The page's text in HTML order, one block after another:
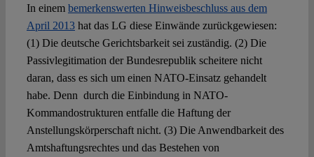
In einem bemerkenswerten Hinweisbeschluss aus dem
April 2013hat das LG diese Einwände zurückgewiesen:
(1) Die deutsche Gerichtsbarkeit sei zuständig. (2) Die
Passivlegitimation der Bundesrepublik scheitere nicht
daran, dass es sich um einen NATO-Einsatz gehandelt
habe. Denn durch die Einbindung in NATO-
Kommandostrukturen entfalle die Haftung der
Anstellungskörperschaft nicht. (3) Die Anwendbarkeit des
Amtshaftungsrechtes und das Bestehen von